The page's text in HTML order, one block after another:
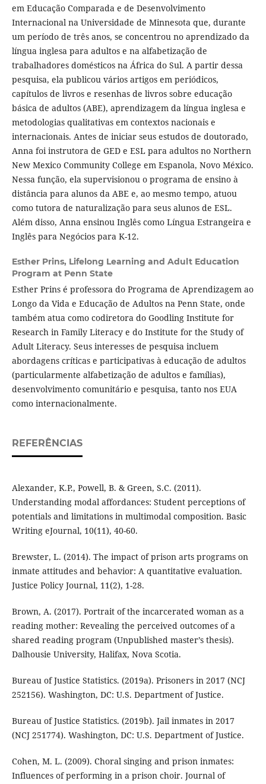
em Educação Comparada e de Desenvolvimento
Internacional na Universidade de Minnesota que, durante
um período de três anos, se concentrou no aprendizado da
língua inglesa para adultos e na alfabetização de
trabalhadores domésticos na África do Sul. A partir dessa
pesquisa, ela publicou vários artigos em periódicos,
capítulos de livros e resenhas de livros sobre educação
básica de adultos (ABE), aprendizagem da língua inglesa e
metodologias qualitativas em contextos nacionais e
internacionais. Antes de iniciar seus estudos de doutorado,
Anna foi instrutora de GED e ESL para adultos no Northern
New Mexico Community College em Espanola, Novo México.
Nessa função, ela supervisionou o programa de ensino à
distância para alunos da ABE e, ao mesmo tempo, atuou
como tutora de naturalização para seus alunos de ESL.
Além disso, Anna ensinou Inglês como Língua Estrangeira e
Inglês para Negócios para K-12.
Esther Prins, Lifelong Learning and Adult Education
Program at Penn State
Esther Prins é professora do Programa de Aprendizagem ao
Longo da Vida e Educação de Adultos na Penn State, onde
também atua como codiretora do Goodling Institute for
Research in Family Literacy e do Institute for the Study of
Adult Literacy. Seus interesses de pesquisa incluem
abordagens críticas e participativas à educação de adultos
(particularmente alfabetização de adultos e famílias),
desenvolvimento comunitário e pesquisa, tanto nos EUA
como internacionalmente.
REFERÊNCIAS
Alexander, K.P., Powell, B. & Green, S.C. (2011).
Understanding modal affordances: Student perceptions of
potentials and limitations in multimodal composition. Basic
Writing eJournal, 10(11), 40-60.
Brewster, L. (2014). The impact of prison arts programs on
inmate attitudes and behavior: A quantitative evaluation.
Justice Policy Journal, 11(2), 1-28.
Brown, A. (2017). Portrait of the incarcerated woman as a
reading mother: Revealing the perceived outcomes of a
shared reading program (Unpublished master’s thesis).
Dalhousie University, Halifax, Nova Scotia.
Bureau of Justice Statistics. (2019a). Prisoners in 2017 (NCJ
252156). Washington, DC: U.S. Department of Justice.
Bureau of Justice Statistics. (2019b). Jail inmates in 2017
(NCJ 251774). Washington, DC: U.S. Department of Justice.
Cohen, M. L. (2009). Choral singing and prison inmates:
Influences of performing in a prison choir. Journal of